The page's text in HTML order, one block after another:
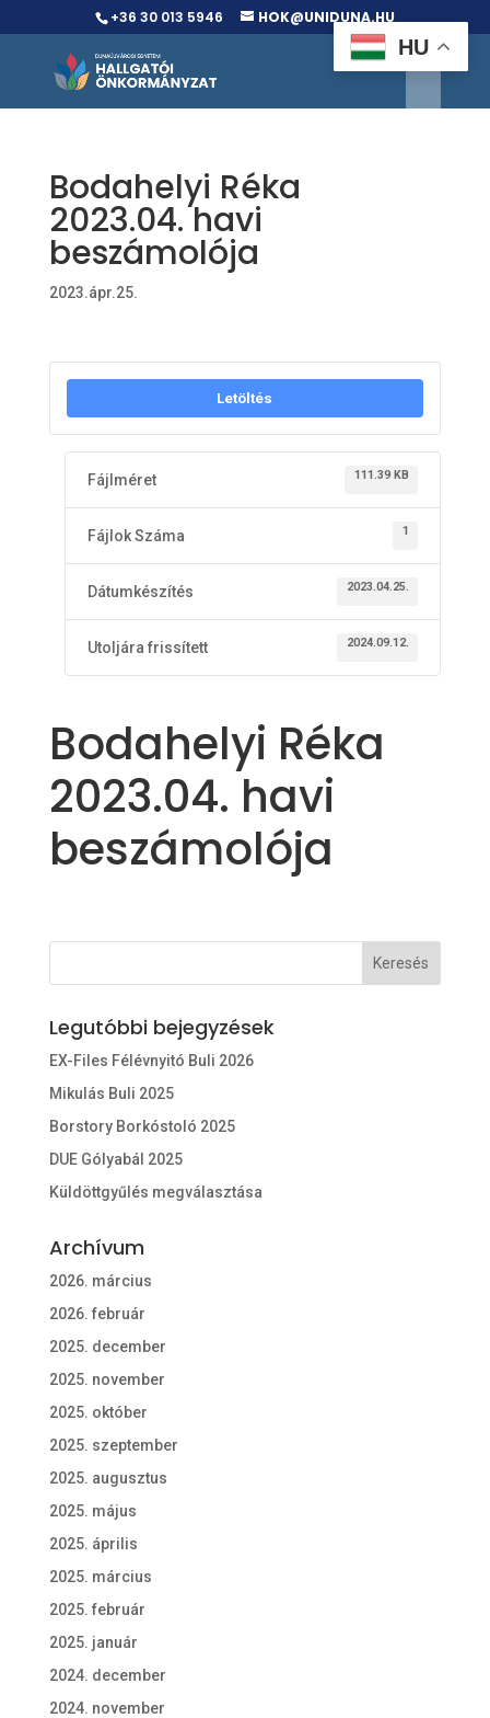
+36 30 013 5946 HOK@UNIDUNA.HU
Bodahelyi Réka
2023.04. havi
beszámolója
2023.ápr.25.
Letöltés
Fájlméret 111.39 KB
Fájlok Száma 1
Dátumkészítés 2023.04.25.
Utoljára frissített 2024.09.12.
Bodahelyi Réka
2023.04. havi
beszámolója
Legutóbbi bejegyzések
EX-Files Félévnyitó Buli 2026
Mikulás Buli 2025
Borstory Borkóstoló 2025
DUE Gólyabál 2025
Küldöttgyűlés megválasztása
Archívum
2026. március
2026. február
2025. december
2025. november
2025. október
2025. szeptember
2025. augusztus
2025. május
2025. április
2025. március
2025. február
2025. január
2024. december
2024. november
HU